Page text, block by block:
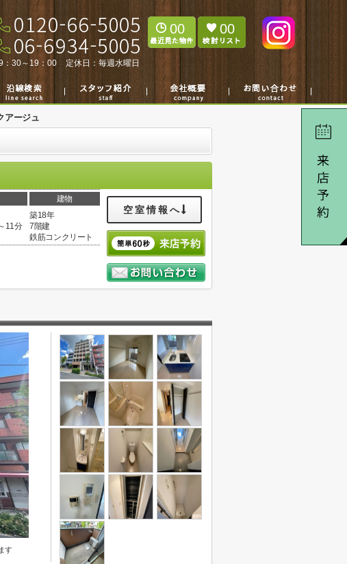
：30～19：00 定休日： 毎週水曜日
00 00
アージュ
建物
11分
築18年
7階建
鉄筋コンクリート
空室情報へ
す